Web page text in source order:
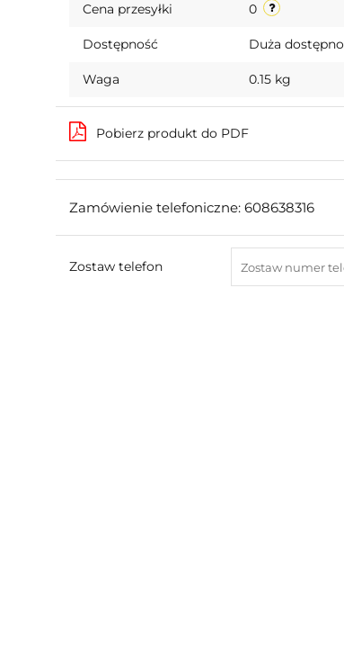
Cena przesyłki 0
Dostępność Duża
Waga 0.15 kg
Pobierz produkt do PDF
Zamówienie telefoniczne: 608638316
Zostaw telefon